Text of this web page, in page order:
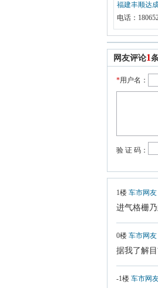
福建丰顺达
有限公司
电话：